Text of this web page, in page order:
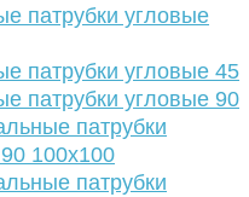
патрубки угловые
патрубки угловые 45
патрубки угловые 90
патрубки
100х100
патрубки